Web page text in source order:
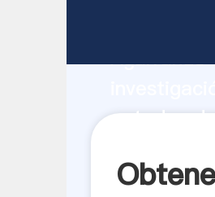
m todos